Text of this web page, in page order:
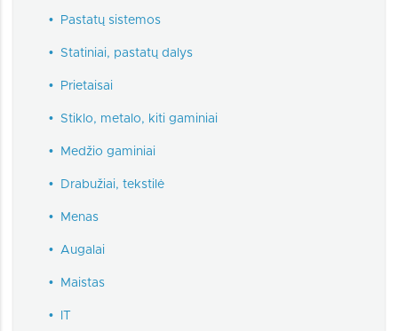
• Pastatų sistemos
• Statiniai, pastatų dalys
• Prietaisai
• Stiklo, metalo, kiti gaminiai
• Medžio gaminiai
• Drabužiai, tekstilė
• Menas
• Augalai
• Maistas
•